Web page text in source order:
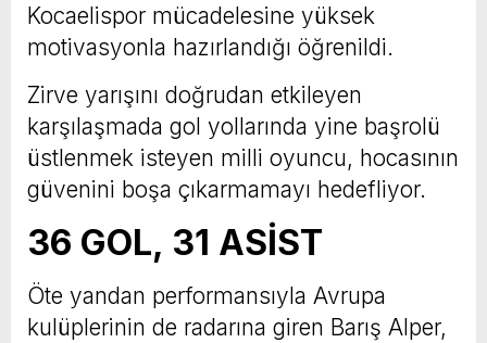
Kocaelispor mücadelesine yüksek
motivasyonla hazırlandığı öğrenildi.
Zirve yarışını doğrudan etkileyen
karşılaşmada gol yollarında yine başrolü
üstlenmek isteyen milli oyuncu, hocasının
güvenini boşa çıkarmamayı hedefliyor.
36 GOL, 31 ASİST
Öte yandan performansıyla Avrupa
kulüplerinin de radarına giren Barış Alper,